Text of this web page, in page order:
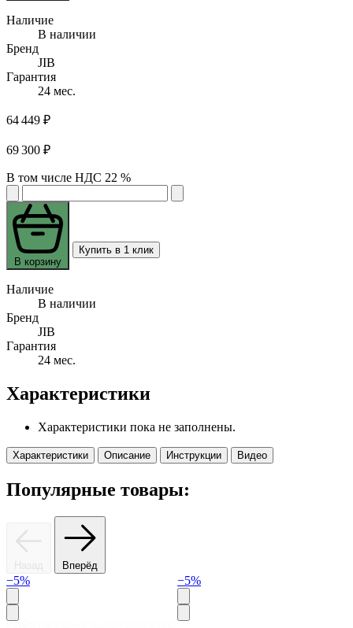
Наличие
В наличии
Бренд
JIB
Гарантия
24 мес.
64 449 ₽
69 300 ₽
В том числе НДС 22 %
В корзину
Купить в 1 клик
Наличие
В наличии
Бренд
JIB
Гарантия
24 мес.
Характеристики
Характеристики пока не заполнены.
Характеристики Описание Инструкции Видео
Популярные товары:
Назад Вперёд
−5% −5%